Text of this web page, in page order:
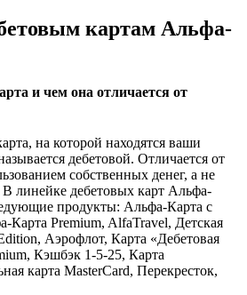
картам Альфа-
и чем она отличается от
на которой находятся ваши
дебетовой. Отличается от
собственных денег, а не
В линейке дебетовых карт Альфа-
продукты: Альфа-Карта с
Карта Premium, AlfaTravel, Детская
Аэрофлот, Карта «Дебетовая
Кэшбэк 1-5-25, Карта
карта MasterCard, Перекресток,